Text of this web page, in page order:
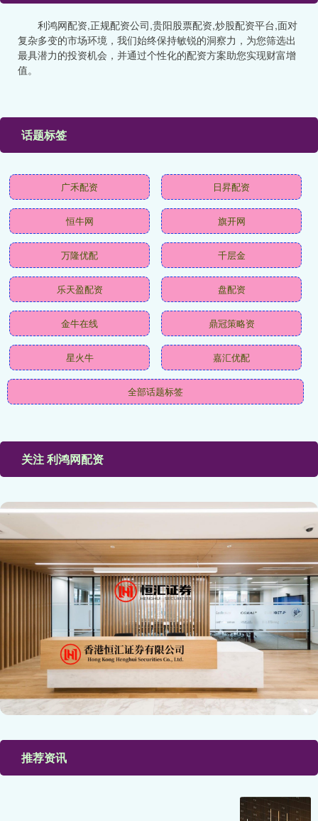
利鸿网配资,正规配资公司,贵阳股票配资,炒股配资平台,面对
复杂多变的市场环境，我们始终保持敏锐的洞察力，为您筛选出
最具潜力的投资机会，并通过个性化的配资方案助您实现财富增
值。
话题标签
广禾配资 日昇配资
恒牛网 旗开网
万隆优配 千层金
乐天盈配资 盘配资
金牛在线 鼎冠策略资
星火牛 嘉汇优配
全部话题标签
关注 利鸿网配资
推荐资讯